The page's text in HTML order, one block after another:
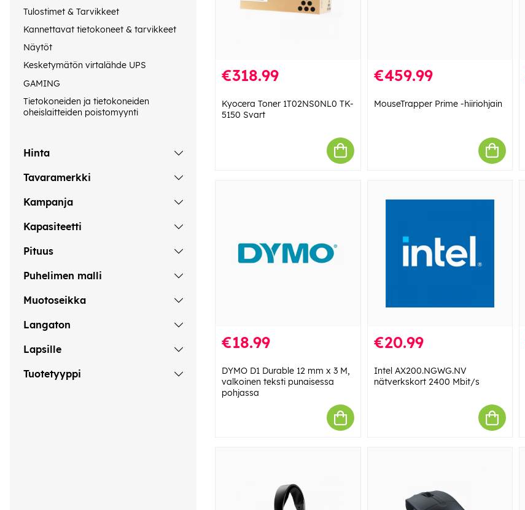
Tulostimet & Tarvikkeet
Kannettavat tietokoneet & tarvikkeet
Näytöt
Kesketymätön virtalähde UPS
GAMING
Tietokoneiden ja tietokoneiden
oheislaitteiden poistomyynti
Hinta
Tavaramerkki
Kampanja
Kapasiteetti
Pituus
Puhelimen malli
Muotoseikka
Langaton
Lapsille
Tuotetyyppi
€318.99
Kyocera Toner 1T02NS0NL0 TK-
5150 Svart
€459.99
MouseTrapper Prime -hiiriohjain
€18.99
DYMO D1 Durable 12 mm x 3 M,
valkoinen teksti punaisessa
pohjassa
€20.99
Intel AX200.NGWG.NV
nätverkskort 2400 Mbit/s